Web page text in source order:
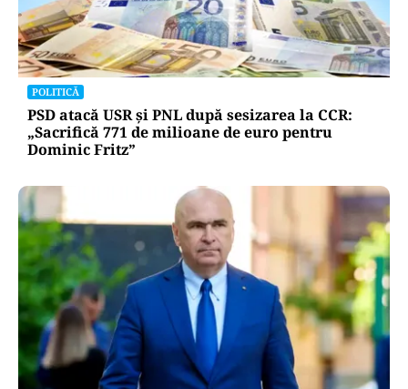
ACTUALITATE
Două azi, două mâine: de ce barjele nu sunt
scufundate toate odată în Dunăre? Explicația
autorităților
POLITICĂ
PSD atacă USR și PNL după sesizarea la CCR: